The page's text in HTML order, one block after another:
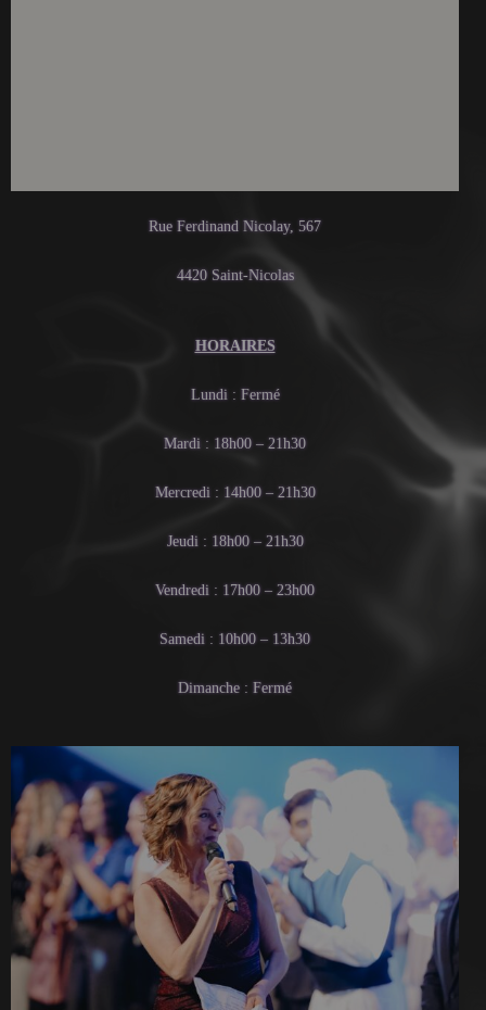
Rue Ferdinand Nicolay, 567
4420 Saint-Nicolas
HORAIRES
Lundi : Fermé
Mardi : 18h00 – 21h30
Mercredi : 14h00 – 21h30
Jeudi : 18h00 – 21h30
Vendredi : 17h00 – 23h00
Samedi : 10h00 – 13h30
Dimanche : Fermé